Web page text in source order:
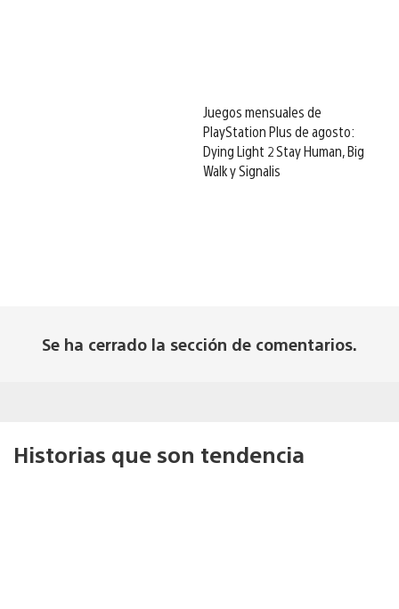
Juegos mensuales de
PlayStation Plus de agosto:
Dying Light 2 Stay Human, Big
Walk y Signalis
Se ha cerrado la sección de comentarios.
Historias que son tendencia